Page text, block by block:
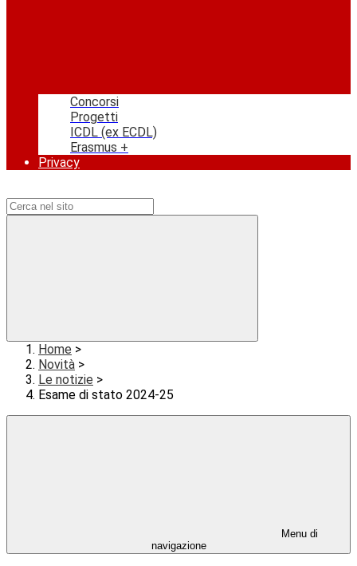
Concorsi
Progetti
ICDL (ex ECDL)
Erasmus +
Privacy
Home >
Novità >
Le notizie >
Esame di stato 2024-25
Menu di
navigazione